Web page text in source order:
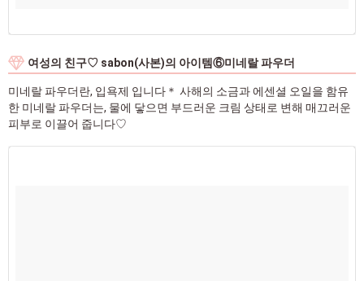
여성의 친구♡ sabon(사본)의 아이템⑥미네랄 파우더
미네랄 파우더란, 입욕제 입니다＊ 사해의 소금과 에센셜 오일을 함유
한 미네랄 파우더는, 물에 닿으면 부드러운 크림 상태로 변해 매끄러운
피부로 이끌어 줍니다♡